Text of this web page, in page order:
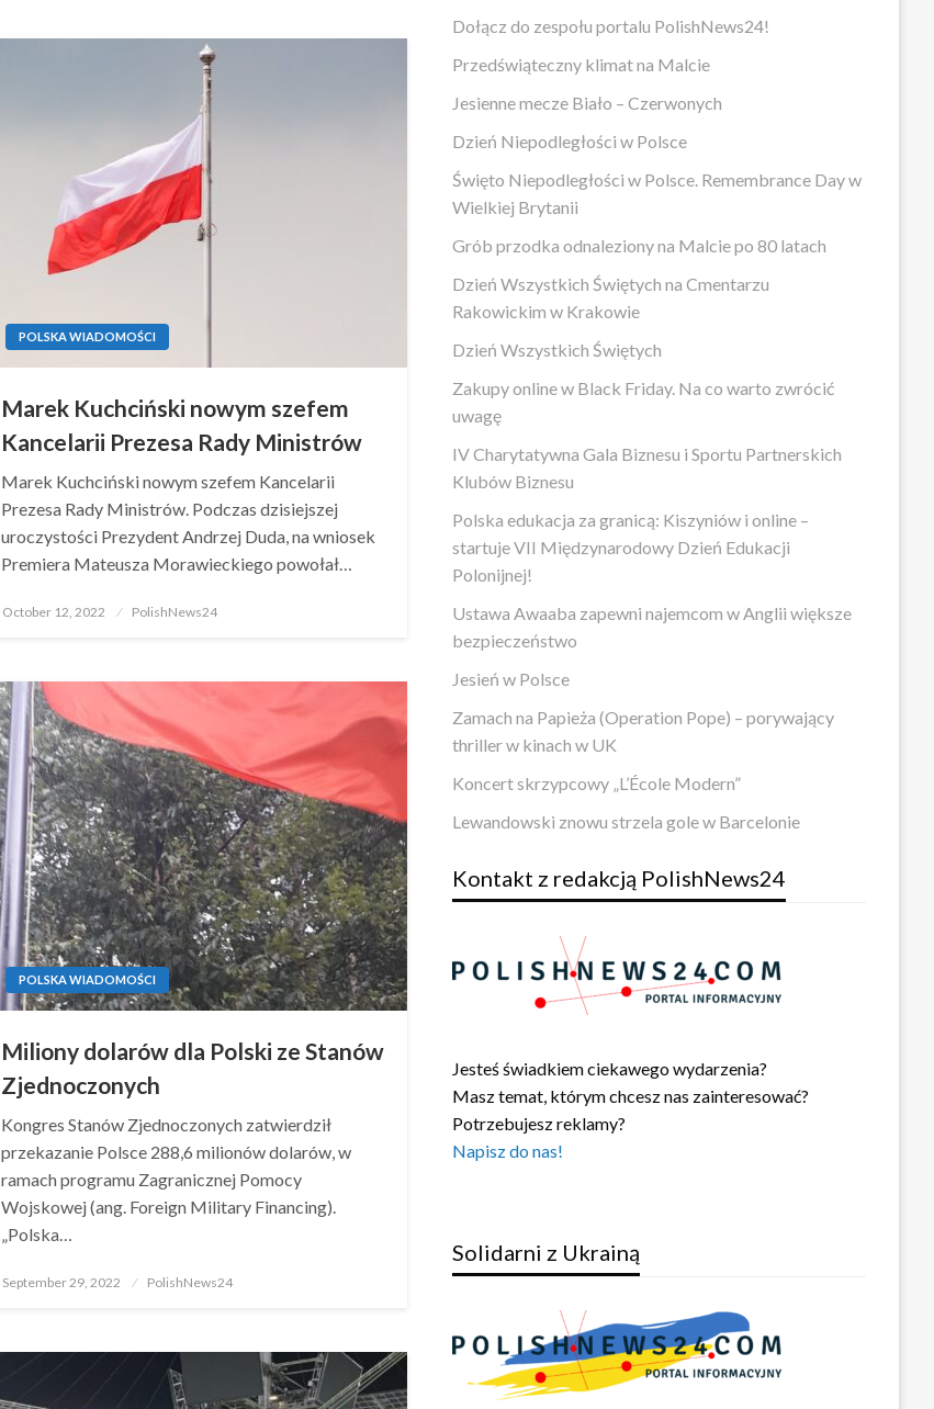
POLSKA WIADOMOŚCI
Marek Kuchciński nowym szefem
Kancelarii Prezesa Rady Ministrów
Marek Kuchciński nowym szefem Kancelarii
Prezesa Rady Ministrów. Podczas dzisiejszej
uroczystości Prezydent Andrzej Duda, na wniosek
Premiera Mateusza Morawieckiego powołał…
Posted
October 12, 2022 PolishNews24
POLSKA WIADOMOŚCI
Miliony dolarów dla Polski ze Stanów
Zjednoczonych
Kongres Stanów Zjednoczonych zatwierdził
przekazanie Polsce 288,6 milionów dolarów, w
ramach programu Zagranicznej Pomocy
Wojskowej (ang. Foreign Military Financing).
„Polska…
Posted
September 29, 2022 PolishNews24
Dołącz do zespołu portalu PolishNews24!
Przedświąteczny klimat na Malcie
Jesienne mecze Biało – Czerwonych
Dzień Niepodległości w Polsce
Święto Niepodległości w Polsce. Remembrance Day w
Wielkiej Brytanii
Grób przodka odnaleziony na Malcie po 80 latach
Dzień Wszystkich Świętych na Cmentarzu
Rakowickim w Krakowie
Dzień Wszystkich Świętych
Zakupy online w Black Friday. Na co warto zwrócić
uwagę
IV Charytatywna Gala Biznesu i Sportu Partnerskich
Klubów Biznesu
Polska edukacja za granicą: Kiszyniów i online –
startuje VII Międzynarodowy Dzień Edukacji
Polonijnej!
Ustawa Awaaba zapewni najemcom w Anglii większe
bezpieczeństwo
Jesień w Polsce
Zamach na Papieża (Operation Pope) – porywający
thriller w kinach w UK
Koncert skrzypcowy „L’École Modern”
Lewandowski znowu strzela gole w Barcelonie
Kontakt z redakcją PolishNews24
Jesteś świadkiem ciekawego wydarzenia?
Masz temat, którym chcesz nas zainteresować?
Potrzebujesz reklamy?
Napisz do nas!
Solidarni z Ukrainą